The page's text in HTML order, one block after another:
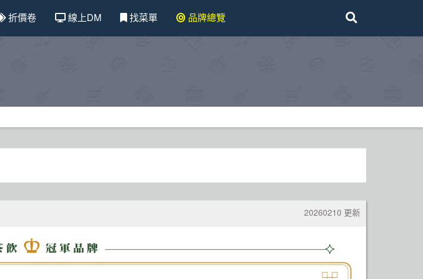
折價卷 線上DM 找菜單 品牌總覽
20260210 更新